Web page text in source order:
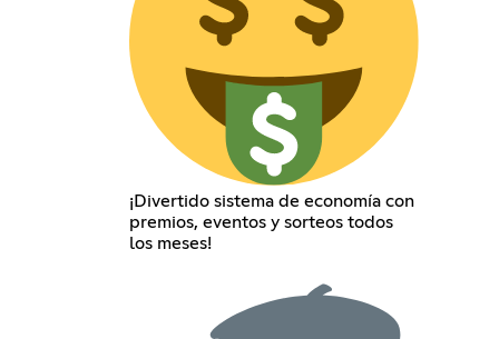
¡Divertido sistema de economía con
premios, eventos y sorteos todos
los meses!